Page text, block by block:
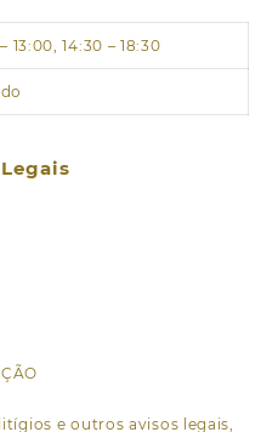
13:00, 14:30 – 18:30
e outros avisos legais,